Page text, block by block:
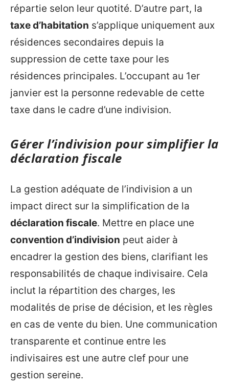
répartie selon leur quotité. D’autre part, la
taxe d’habitation s’applique uniquement aux
résidences secondaires depuis la
suppression de cette taxe pour les
résidences principales. L’occupant au 1er
janvier est la personne redevable de cette
taxe dans le cadre d’une indivision.
Gérer l’indivision pour simplifier la
déclaration fiscale
La gestion adéquate de l’indivision a un
impact direct sur la simplification de la
déclaration fiscale. Mettre en place une
convention d’indivision peut aider à
encadrer la gestion des biens, clarifiant les
responsabilités de chaque indivisaire. Cela
inclut la répartition des charges, les
modalités de prise de décision, et les règles
en cas de vente du bien. Une communication
transparente et continue entre les
indivisaires est une autre clef pour une
gestion sereine.